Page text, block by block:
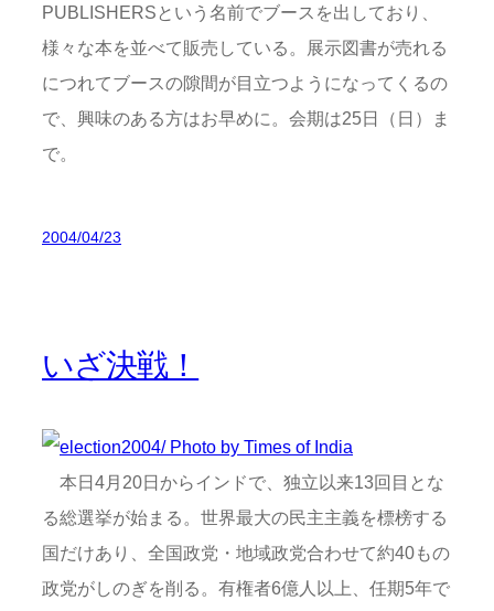
PUBLISHERSという名前でブースを出しており、
様々な本を並べて販売している。展示図書が売れる
につれてブースの隙間が目立つようになってくるの
で、興味のある方はお早めに。会期は25日（日）ま
で。
2004/04/23
いざ決戦！
本日4月20日からインドで、独立以来13回目とな
る総選挙が始まる。世界最大の民主主義を標榜する
国だけあり、全国政党・地域政党合わせて約40もの
政党がしのぎを削る。有権者6億人以上、任期5年で